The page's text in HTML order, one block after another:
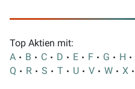
Top Aktien mit:
A
B C D E F G H
Q
R S T U V W X